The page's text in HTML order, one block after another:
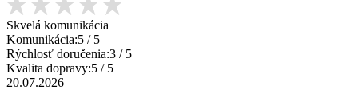
Skvelá komunikácia
Komunikácia:5 / 5
Rýchlosť doručenia:3 / 5
Kvalita dopravy:5 / 5
20.07.2026